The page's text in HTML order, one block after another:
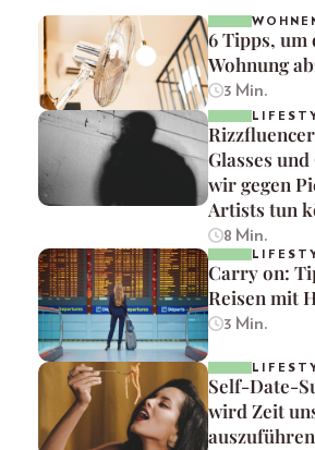
6 Tipps, um
Wohnung
3 Min.
Glasses und
wir gegen
Artists tun
8 Min.
Carry on:
Reisen mit
3 Min.
Self-Date-
wird Zeit
auszuführen